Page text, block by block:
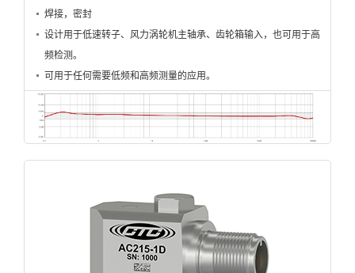
焊接，密封
设计用于低速转子、风力涡轮机主轴承、齿轮箱输入，也可用于高
频检测。
可用于任何需要低频和高频测量的应用。